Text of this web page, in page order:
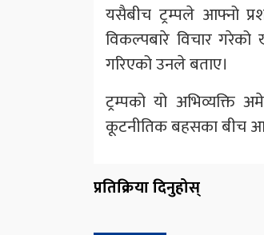
यसैबीच ट्रम्पले आफ्नो
विकल्पबारे विचार गरेको
गरिएको उनले बताए।
ट्रम्पको यो अभिव्यक्ति
कूटनीतिक बहसका बीच
प्रतिक्रिया दिनुहोस्